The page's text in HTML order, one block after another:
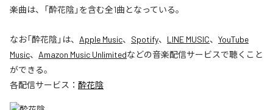
楽曲は、「酔花陰」を含む全1曲となっている。
なお「酔花陰」は、 Apple Music、 Spotify、 LINE MUSIC、 YouTube
Music、 Amazon Music Unlimitedなどの音楽配信サービスで聴くこと
ができる。
各配信サービス： 酔花陰